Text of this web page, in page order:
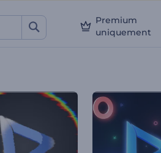
Premium
uniquement